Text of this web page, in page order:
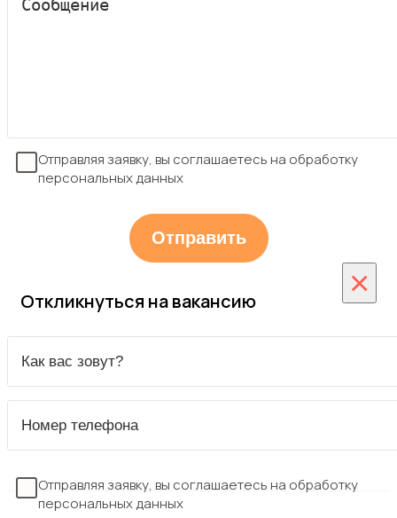
Отправляя заявку, вы соглашаетесь на обработку
персональных данных
×
Откликнуться на вакансию
Отправляя заявку, вы соглашаетесь на обработку
персональных данных